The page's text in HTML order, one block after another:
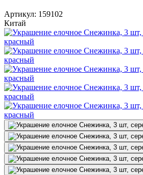
Артикул: 159102
Китай